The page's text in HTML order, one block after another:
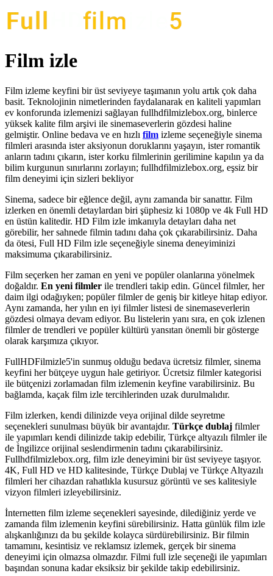
Film izle
Film izleme keyfini bir üst seviyeye taşımanın yolu artık çok daha
basit. Teknolojinin nimetlerinden faydalanarak en kaliteli yapımları
ev konforunda izlemenizi sağlayan fullhdfilmizlebox.org, binlerce
yüksek kalite film arşivi ile sinemaseverlerin gözdesi haline
gelmiştir. Online bedava ve en hızlı film izleme seçeneğiyle sinema
filmleri arasında ister aksiyonun doruklarını yaşayın, ister romantik
anların tadını çıkarın, ister korku filmlerinin gerilimine kapılın ya da
bilim kurgunun sınırlarını zorlayın; fullhdfilmizlebox.org, eşsiz bir
film deneyimi için sizleri bekliyor
Sinema, sadece bir eğlence değil, aynı zamanda bir sanattır. Film
izlerken en önemli detaylardan biri şüphesiz ki 1080p ve 4k Full HD
en üstün kalitedir. HD Film izle imkanıyla detayları daha net
görebilir, her sahnede filmin tadını daha çok çıkarabilirsiniz. Daha
da ötesi, Full HD Film izle seçeneğiyle sinema deneyiminizi
maksimuma çıkarabilirsiniz.
Film seçerken her zaman en yeni ve popüler olanlarına yönelmek
doğaldır. En yeni filmler ile trendleri takip edin. Güncel filmler, her
daim ilgi odağıyken; popüler filmler de geniş bir kitleye hitap ediyor.
Aynı zamanda, her yılın en iyi filmler listesi de sinemaseverlerin
gözdesi olmaya devam ediyor. Bu listelerin yanı sıra, en çok izlenen
filmler de trendleri ve popüler kültürü yansıtan önemli bir gösterge
olarak karşımıza çıkıyor.
FullHDFilmizle5'in sunmuş olduğu bedava ücretsiz filmler, sinema
keyfini her bütçeye uygun hale getiriyor. Ücretsiz filmler kategorisi
ile bütçenizi zorlamadan film izlemenin keyfine varabilirsiniz. Bu
bağlamda, kaçak film izle tercihlerinden uzak durulmalıdır.
Film izlerken, kendi dilinizde veya orijinal dilde seyretme
seçenekleri sunulması büyük bir avantajdır. Türkçe dublaj filmler
ile yapımları kendi dilinizde takip edebilir, Türkçe altyazılı filmler ile
de İngilizce orijinal seslendirmenin tadını çıkarabilirsiniz.
Fullhdfilmizlebox.org, film izle deneyimini bir üst seviyeye taşıyor.
4K, Full HD ve HD kalitesinde, Türkçe Dublaj ve Türkçe Altyazılı
filmleri her cihazdan rahatlıkla kusursuz görüntü ve ses kalitesiyle
vizyon filmleri izleyebilirsiniz.
İnternetten film izleme seçenekleri sayesinde, dilediğiniz yerde ve
zamanda film izlemenin keyfini sürebilirsiniz. Hatta günlük film izle
alışkanlığınızı da bu şekilde kolayca sürdürebilirsiniz. Bir filmin
tamamını, kesintisiz ve reklamsız izlemek, gerçek bir sinema
deneyimi için olmazsa olmazdır. Filmi full izle seçeneği ile yapımları
başından sonuna kadar eksiksiz bir şekilde takip edebilirsiniz.